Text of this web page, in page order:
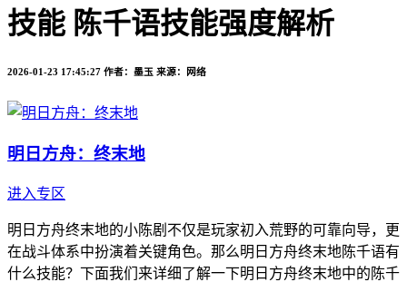
技能 陈千语技能强度解析
2026-01-23 17:45:27 作者：墨玉 来源：网络
明日方舟：终末地
进入专区
明日方舟终末地的小陈剧不仅是玩家初入荒野的可靠向导，更
在战斗体系中扮演着关键角色。那么明日方舟终末地陈千语有
什么技能？下面我们来详细了解一下明日方舟终末地中的陈千